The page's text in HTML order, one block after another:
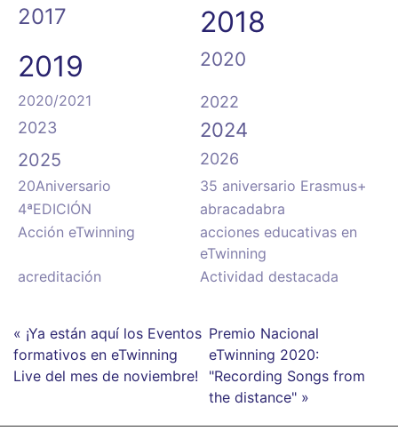
2017
2018
2019
2020
2020/2021
2022
2023
2024
2025 2026
20Aniversario
35 aniversario Erasmus+
4ªEDICIÓN
abracadabra
Acción eTwinning
acciones educativas en
eTwinning
acreditación
Actividad destacada
« ¡Ya están aquí los Eventos
formativos en eTwinning
Live del mes de noviembre!
Premio Nacional
eTwinning 2020:
"Recording Songs from
the distance" »